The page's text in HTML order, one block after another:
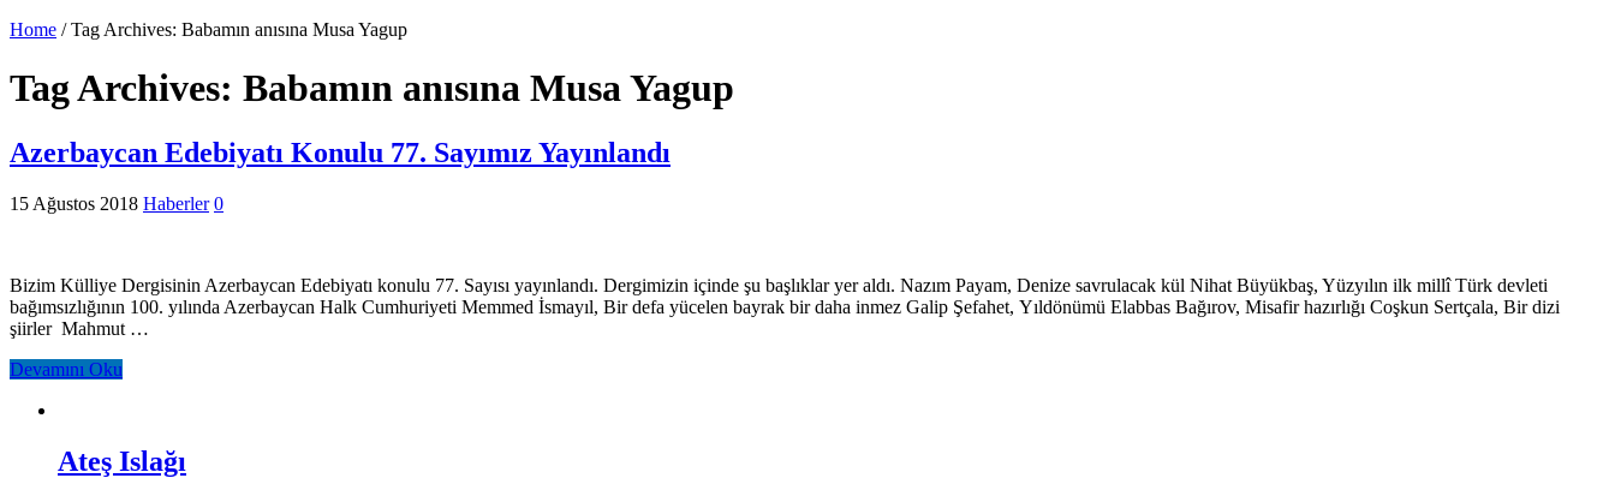
Home / Tag Archives: Babamın anısına Musa Yagup
Tag Archives: Babamın anısına Musa Yagup
Azerbaycan Edebiyatı Konulu 77. Sayımız Yayınlandı
15 Ağustos 2018 Haberler 0
Bizim Külliye Dergisinin Azerbaycan Edebiyatı konulu 77. Sayısı yayınlandı. Dergimizin içinde şu başlıklar yer aldı. Nazım Payam, Denize savrulacak kül Nihat Büyükbaş, Yüzyılın ilk millî Türk devleti
bağımsızlığının 100. yılında Azerbaycan Halk Cumhuriyeti Memmed İsmayıl, Bir defa yücelen bayrak bir daha inmez Galip Şefahet, Yıldönümü Elabbas Bağırov, Misafir hazırlığı Coşkun Sertçala, Bir dizi
şiirler Mahmut …
Devamını Oku
Ateş Islağı